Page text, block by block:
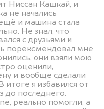
Ниссан Кашкай, и
не начались
и машина стала
Не знал, что
с друзьями и
порекомендовал мне
они взяли мою
оценили,
и вообще сделали
итоге я избавился от
до последнего.
реально помогли, а
своих